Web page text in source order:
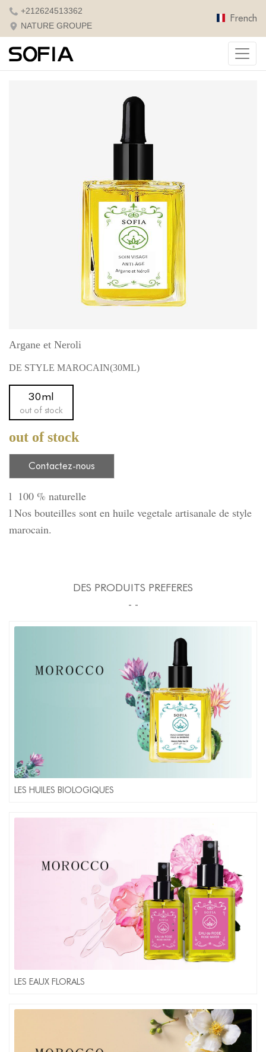
+212624513362
NATURE GROUPE
French
Argane et Neroli
DE STYLE MAROCAIN(30ML)
30ml
out of stock
out of stock
Contactez-nous
l 100 % naturelle
l Nos bouteilles sont en huile vegetale artisanale de style
marocain.
DES PRODUITS PREFERES
- -
LES HUILES BIOLOGIQUES
LES EAUX FLORALS